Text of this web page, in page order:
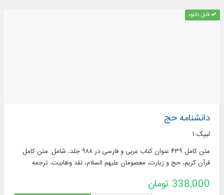
قابل دانلود
دانشنامه حج
لبیک ۱
متن کامل ۴۳۹ عنوان کتاب عربی و فارسی در ۹۸۸ جلد، شامل: متن كامل
قرآن كریم، حج و زیارت، معصومان علیهم السلام، نقد وهابیت، ترجمه
338,000 تومان